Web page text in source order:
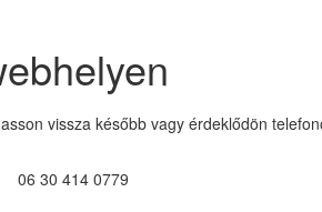
vissza később vagy érdeklődön
06 30 414 0779